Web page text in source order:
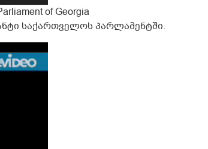
of Georgia
საქართველოს პარლამენტში.